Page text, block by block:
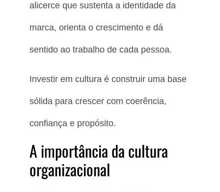
alicerce que sustenta a identidade da
marca, orienta o crescimento e dá
sentido ao trabalho de cada pessoa.
Investir em cultura é construir uma base
sólida para crescer com coerência,
confiança e propósito.
A importância da cultura
organizacional